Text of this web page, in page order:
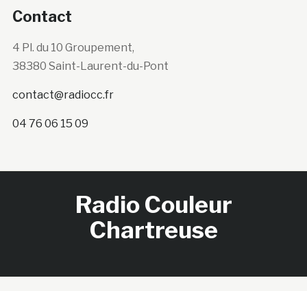
Contact
4 Pl. du 10 Groupement,
38380 Saint-Laurent-du-Pont
contact@radiocc.fr
04 76 06 15 09
Radio Couleur
Chartreuse